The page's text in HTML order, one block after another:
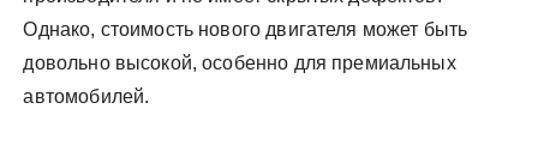
Однако, стоимость нового двигателя может быть
довольно высокой, особенно для премиальных
автомобилей.